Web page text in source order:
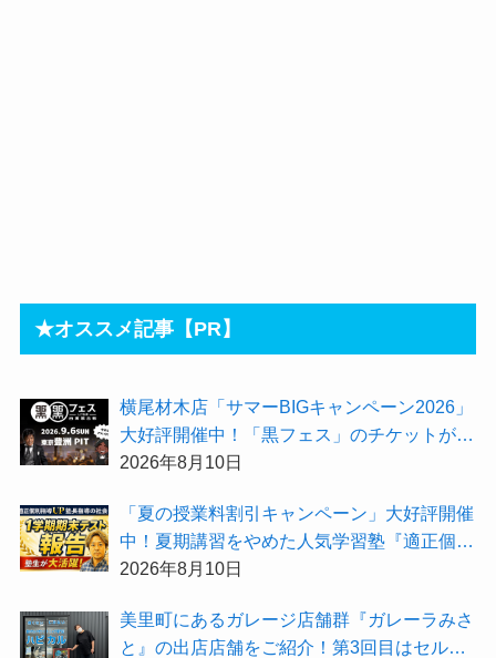
★オススメ記事【PR】
横尾材木店「サマーBIGキャンペーン2026」
大好評開催中！「黒フェス」のチケットが抽
選で当たる【さいつうプレゼント】もある
2026年8月10日
「夏の授業料割引キャンペーン」大好評開催
中！夏期講習をやめた人気学習塾『適正個別
指導UP』で本気を解禁してみませんか！
2026年8月10日
美里町にあるガレージ店舗群『ガレーラみさ
と』の出店店舗をご紹介！第3回目はセルフ